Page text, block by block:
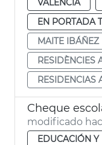
EN PORTADA
MAITE IBÁÑEZ
RESIDÈNCIES
RESIDENCIAS
Cheque
modificado
EDUCACIÓN Y